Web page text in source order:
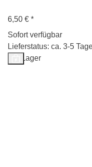
6,50 € *
Sofort verfügbar
Lieferstatus: ca. 3-5
Auf Lager